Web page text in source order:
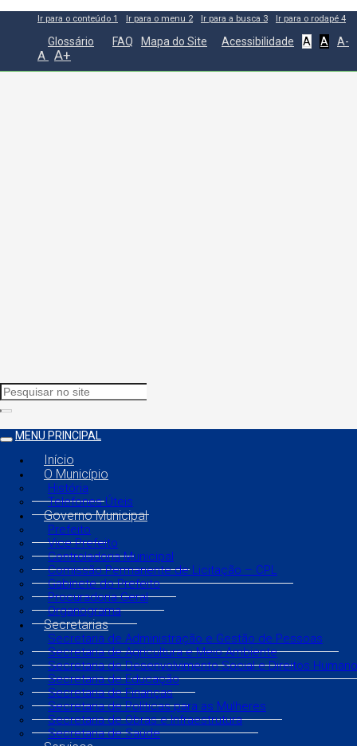
Ir para o conteúdo 1 Ir para o menu 2 Ir para a busca 3 Ir para o rodapé 4
Glossário FAQ Mapa do Site Acessibilidade A A A-
A A+
MENU PRINCIPAL
Início
O Município
História
Telefones Úteis
Governo Municipal
Prefeito
Vice Prefeito
Controladoria Municipal
Comissão Permanente de Licitação – CPL
Gabinete do Prefeito
Procuradoria Geral
Organograma
Secretarias
Secretaria de Administração e Gestão de Pessoas
Secretaria de Agricultura e Meio Ambiente
Secretaria de Desenvolvimento Social e Direitos
Secretaria de Educação
Secretaria de Finanças
Secretaria de Políticas para as Mulheres
Secretaria de Obras e Infraestrutura
Secretaria de Saúde